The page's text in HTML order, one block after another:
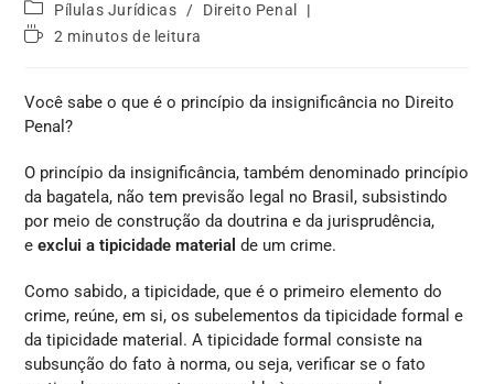
Pílulas Jurídicas
/
Direito Penal
2 minutos de leitura
Você sabe o que é o princípio da insignificância no Direito
Penal?
O princípio da insignificância, também denominado princípio
da bagatela, não tem previsão legal no Brasil, subsistindo
por meio de construção da doutrina e da jurisprudência,
eexclui a tipicidade material de um crime.
Como sabido, a tipicidade, que é o primeiro elemento do
crime, reúne, em si, os subelementos da tipicidade formal e
da tipicidade material. A tipicidade formal consiste na
subsunção do fato à norma, ou seja, verificar se o fato